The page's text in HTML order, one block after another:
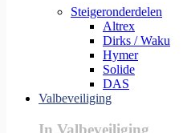
Steigeronderdelen
Altrex
Dirks / Waku
Hymer
Solide
DAS
Valbeveiliging
In Valbeveiliging